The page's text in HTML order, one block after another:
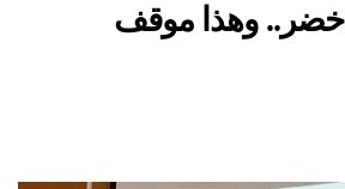
وهذا موقف